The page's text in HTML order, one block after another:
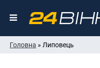
Головна » Липовець